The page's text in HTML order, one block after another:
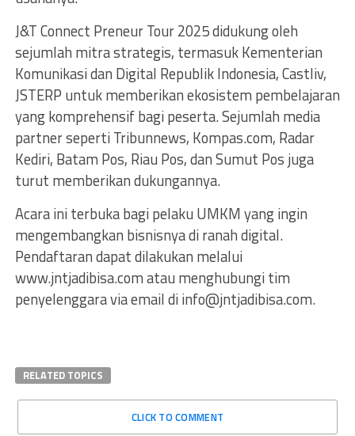
J&T Connect Preneur Tour 2025 didukung oleh
sejumlah mitra strategis, termasuk Kementerian
Komunikasi dan Digital Republik Indonesia, Castliv,
JSTERP untuk memberikan ekosistem pembelajaran
yang komprehensif bagi peserta. Sejumlah media
partner seperti Tribunnews, Kompas.com, Radar
Kediri, Batam Pos, Riau Pos, dan Sumut Pos juga
turut memberikan dukungannya.
Acara ini terbuka bagi pelaku UMKM yang ingin
mengembangkan bisnisnya di ranah digital.
Pendaftaran dapat dilakukan melalui
www.jntjadibisa.com atau menghubungi tim
penyelenggara via email diinfo@jntjadibisa.com.
RELATED TOPICS
CLICK TO COMMENT